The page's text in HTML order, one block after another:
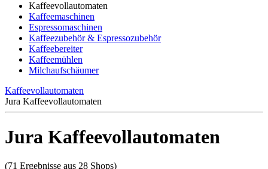
Kaffeevollautomaten
Kaffeemaschinen
Espressomaschinen
Kaffeezubehör & Espressozubehör
Kaffeebereiter
Kaffeemühlen
Milchaufschäumer
Kaffeevollautomaten
Jura Kaffeevollautomaten
Jura Kaffeevollautomaten
(71 Ergebnisse aus 28 Shops)